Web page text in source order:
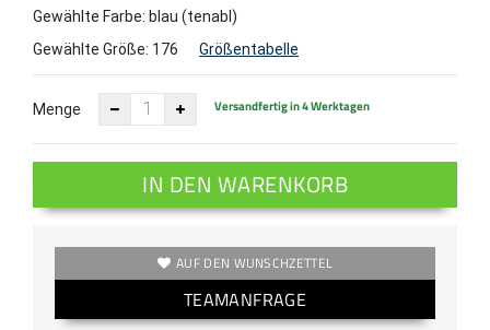
Gewählte Farbe: blau (tenabl)
Gewählte Größe: 176 Größentabelle
Menge Versandfertig in 4 Werktagen
IN DEN WARENKORB
AUF DEN WUNSCHZETTEL
TEAMANFRAGE